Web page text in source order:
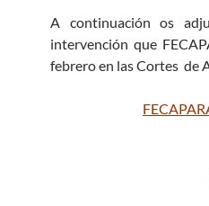
A continuación os
intervención que
febrero en las Cortes de